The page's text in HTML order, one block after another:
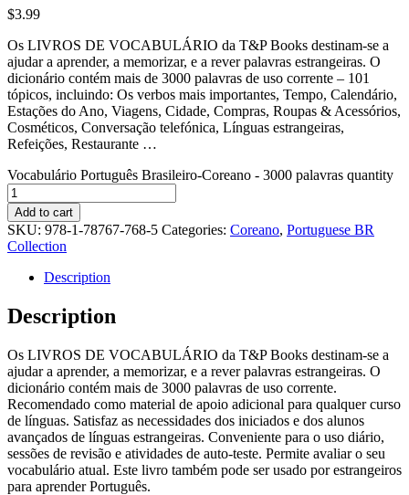
$3.99
Os LIVROS DE VOCABULÁRIO da T&P Books destinam-se a
ajudar a aprender, a memorizar, e a rever palavras estrangeiras. O
dicionário contém mais de 3000 palavras de uso corrente – 101
tópicos, incluindo: Os verbos mais importantes, Tempo, Calendário,
Estações do Ano, Viagens, Cidade, Compras, Roupas & Acessórios,
Cosméticos, Conversação telefónica, Línguas estrangeiras,
Refeições, Restaurante …
Vocabulário Português Brasileiro-Coreano - 3000 palavras quantity
Add to cart
SKU: 978-1-78767-768-5 Categories: Coreano, Portuguese BR
Collection
Description
Description
Os LIVROS DE VOCABULÁRIO da T&P Books destinam-se a
ajudar a aprender, a memorizar, e a rever palavras estrangeiras. O
dicionário contém mais de 3000 palavras de uso corrente.
Recomendado como material de apoio adicional para qualquer curso
de línguas. Satisfaz as necessidades dos iniciados e dos alunos
avançados de línguas estrangeiras. Conveniente para o uso diário,
sessões de revisão e atividades de auto-teste. Permite avaliar o seu
vocabulário atual. Este livro também pode ser usado por estrangeiros
para aprender Português.